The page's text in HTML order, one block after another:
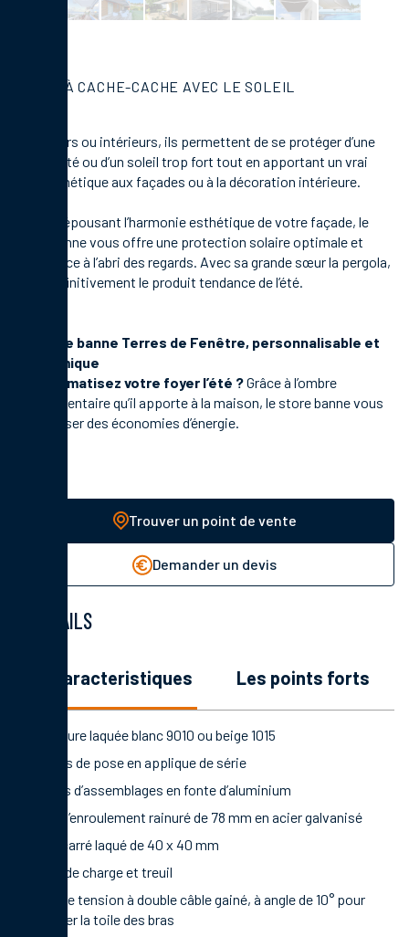
JOUEZ À CACHE-CACHE AVEC LE SOLEIL
Extérieurs ou intérieurs, ils permettent de se protéger d’une
luminosité ou d’un soleil trop fort tout en apportant un vrai
plus esthétique aux façades ou à la décoration intérieure.
Tout en épousant l’harmonie esthétique de votre façade, le
store banne vous offre une protection solaire optimale et
vous place à l’abri des regards. Avec sa grande sœur la pergola,
c’est définitivement le produit tendance de l’été.
Le store banne Terres de Fenêtre, personnalisable et
économique
Vous climatisez votre foyer l’été ?Grâce à l’ombre
supplémentaire qu’il apporte à la maison, le store banne vous
fait réaliser des économies d’énergie.
Trouver un point de vente
Demander un devis
DÉTAILS
les caracteristiques les points forts
Armature laquée blanc 9010 ou beige 1015
Sabots de pose en applique de série
Pièces d’assemblages en fonte d’aluminium
Tube d’enroulement rainuré de 78 mm en acier galvanisé
Tube carré laqué de 40 x 40 mm
Barre de charge et treuil
Bras de tension à double câble gainé, à angle de 10° pour
dégager la toile des bras